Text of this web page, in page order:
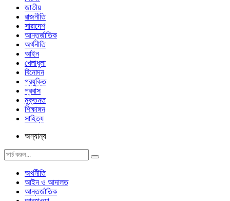
জাতীয়
রাজনীতি
সারাদেশ
আন্তর্জাতিক
অর্থনীতি
আইন
খেলাধুলা
বিনোদন
প্রযুক্তি
প্রবাস
মুক্তমত
শিক্ষাঙ্গন
সাহিত্য
অন্যান্য
অর্থনীতি
আইন ও আদালত
আন্তর্জাতিক